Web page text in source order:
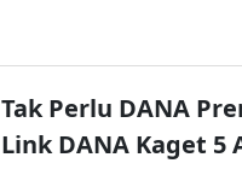
Tak Perlu DANA
Link DANA Kaget 5